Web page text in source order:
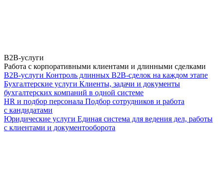
B2B-услуги
Работа с корпоративными клиентами и длинными сделками
B2B-услуги Контроль длинных B2B-сделок на каждом этапе
Бухгалтерские услуги Клиенты, задачи и документы
бухгалтерских компаний в одной системе
HR и подбор персонала Подбор сотрудников и работа
с кандидатами
Юридические услуги Единая система для ведения дел, работы
с клиентами и документооборота